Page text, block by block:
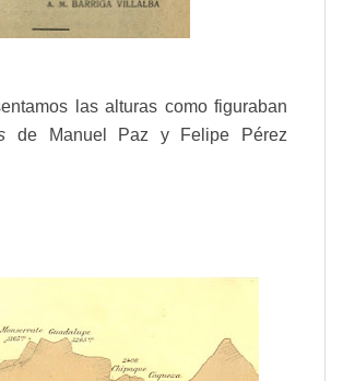
las alturas como figuraban
de Manuel Paz y Felipe Pérez